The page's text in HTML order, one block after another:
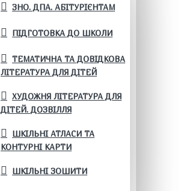
ЗНО. ДПА. АБІТУРІЄНТАМ
ПІДГОТОВКА ДО ШКОЛИ
ТЕМАТИЧНА ТА ДОВІДКОВА
ЛІТЕРАТУРА ДЛЯ ДІТЕЙ
ХУДОЖНЯ ЛІТЕРАТУРА ДЛЯ
ДІТЕЙ. ДОЗВІЛЛЯ
ШКІЛЬНІ АТЛАСИ ТА
КОНТУРНІ КАРТИ
ШКІЛЬНІ ЗОШИТИ